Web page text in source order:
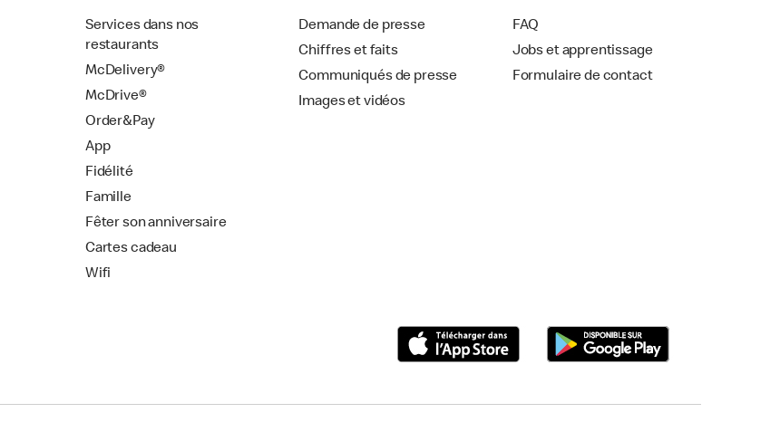
Services dans nos
restaurants
McDelivery®
McDrive®
Order&Pay
App
Fidélité
Famille
Fêter son anniversaire
Cartes cadeau
Wifi
Demande de presse
Chiffres et faits
Communiqués de presse
Images et vidéos
FAQ
Jobs et apprentissage
Formulaire de contact